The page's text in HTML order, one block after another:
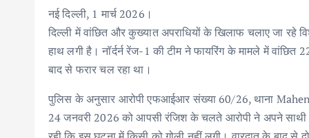
नई दिल्ली, 1 मार्च 2026।
दिल्ली में वांछित और कुख्यात अपराधियों के खिलाफ चलाए जा
हाथ लगी है। नॉर्दर्न रेंज-1 की टीम ने फायरिंग के मामले में वांछित
बाद से फरार चल रहा था।
पुलिस के अनुसार आरोपी एफआईआर संख्या 60/26, थाना
24 जनवरी 2026 को आपसी रंजिश के चलते आरोपी ने अपने